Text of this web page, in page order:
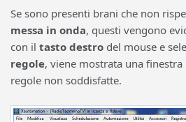
Se sono presenti brani che non
messa in onda, questi vengono
con il tasto destro del mouse e
regole, viene mostrata una
regole non soddisfatte.